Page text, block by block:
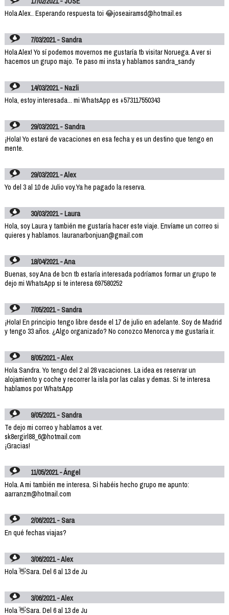
Hola Alex.. Esperando respuesta toi 😂joseairamsd@hotmail.es
7/03/2021 - Sandra
Hola Alex! Yo sí podemos movernos me gustaría tb visitar Noruega. A ver si
hacemos un grupo majo. Te paso mi insta y hablamos sandra_sandy
14/03/2021 - Nazli
Hola, estoy interesada... mi WhatsApp es +573117550343
29/03/2021 - Sandra
¡Hola! Yo estaré de vacaciones en esa fecha y es un destino que tengo en
mente.
29/03/2021 - Alex
Yo del 3 al 10 de Julio voy.Ya he pagado la reserva.
30/03/2021 - Laura
Hola, soy Laura y también me gustaría hacer este viaje. Envíame un correo si
quieres y hablamos. lauranarbonjuan@gmail.com
18/04/2021 - Ana
Buenas, soy Ana de bcn tb estaría interesada podríamos formar un grupo te
dejo mi WhatsApp si te interesa 697580252
7/05/2021 - Sandra
¡Hola! En principio tengo libre desde el 17 de julio en adelante. Soy de Madrid
y tengo 33 años. ¿Algo organizado? No conozco Menorca y me gustaría ir.
8/05/2021 - Alex
Hola Sandra. Yo tengo del 2 al 28 vacaciones. La idea es reservar un
alojamiento y coche y recorrer la isla por las calas y demas. Si te interesa
hablamos por WhatsApp
9/05/2021 - Sandra
Te dejo mi correo y hablamos a ver.
sk8ergirl88_6@hotmail.com
¡Gracias!
11/05/2021 - Ángel
Hola. A mi también me interesa. Si habéis hecho grupo me apunto:
aarranzm@hotmail.com
2/06/2021 - Sara
En qué fechas viajas?
3/06/2021 - Alex
Hola 👋Sara. Del 6 al 13 de Ju
3/06/2021 - Alex
Hola 👋Sara. Del 6 al 13 de Ju